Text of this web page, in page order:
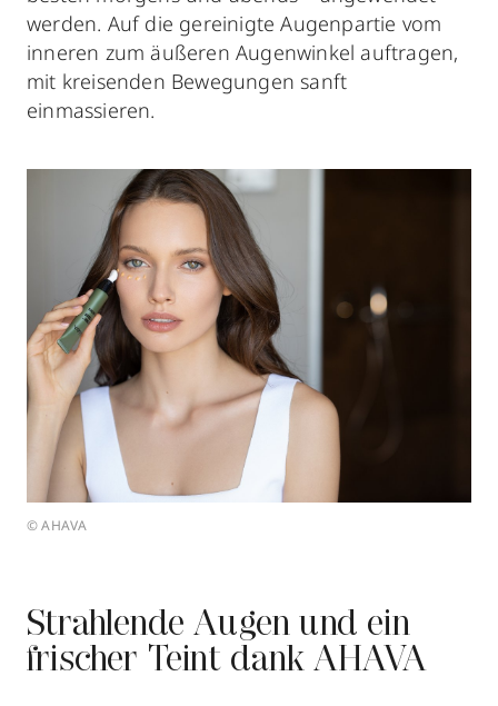
werden. Auf die gereinigte Augenpartie vom
inneren zum äußeren Augenwinkel auftragen,
mit kreisenden Bewegungen sanft
einmassieren.
© AHAVA
Strahlende Augen und ein
frischer Teint dank AHAVA